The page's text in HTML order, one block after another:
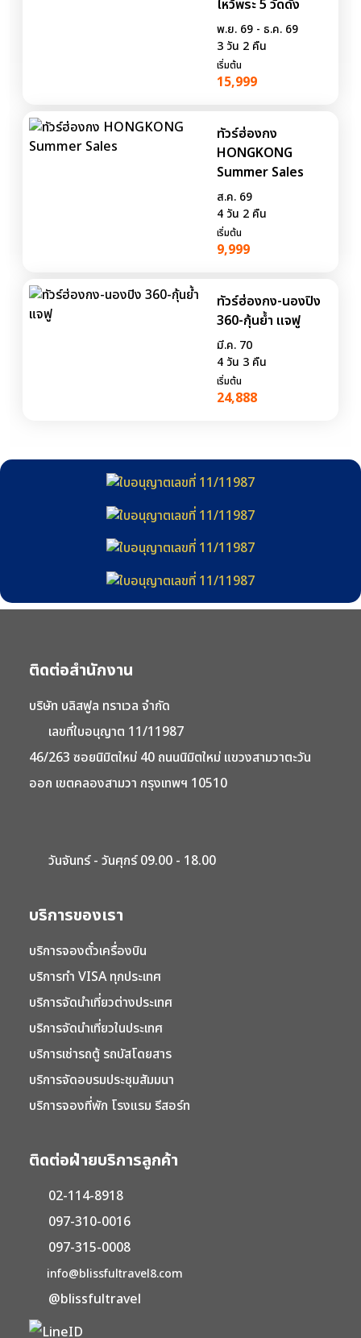
ไหว้พระ 5 วัดดัง
พ.ย. 69 - ธ.ค. 69
3 วัน 2 คืน
เริ่มต้น
15,999
ทัวร์ฮ่องกง
HONGKONG
Summer Sales
ส.ค. 69
4 วัน 2 คืน
เริ่มต้น
9,999
ทัวร์ฮ่องกง-นองปิง
360-กุ้นย้ำ แจฟู
มี.ค. 70
4 วัน 3 คืน
เริ่มต้น
24,888
ติดต่อสำนักงาน
บริษัท บลิสฟูล ทราเวล จำกัด
เลขที่ใบอนุญาต 11/11987
46/263 ซอยนิมิตใหม่ 40 ถนนนิมิตใหม่ แขวงสามวาตะวัน
ออก เขตคลองสามวา กรุงเทพฯ 10510
วันจันทร์ - วันศุกร์ 09.00 - 18.00
บริการของเรา
บริการจองตั๋วเครื่องบิน
บริการทำ VISA ทุกประเทศ
บริการจัดนำเที่ยวต่างประเทศ
บริการจัดนำเที่ยวในประเทศ
บริการเช่ารถตู้ รถบัสโดยสาร
บริการจัดอบรมประชุมสัมมนา
บริการจองที่พัก โรงแรม รีสอร์ท
ติดต่อฝ่ายบริการลูกค้า
02-114-8918
097-310-0016
097-315-0008
info@blissfultravel8.com
@blissfultravel